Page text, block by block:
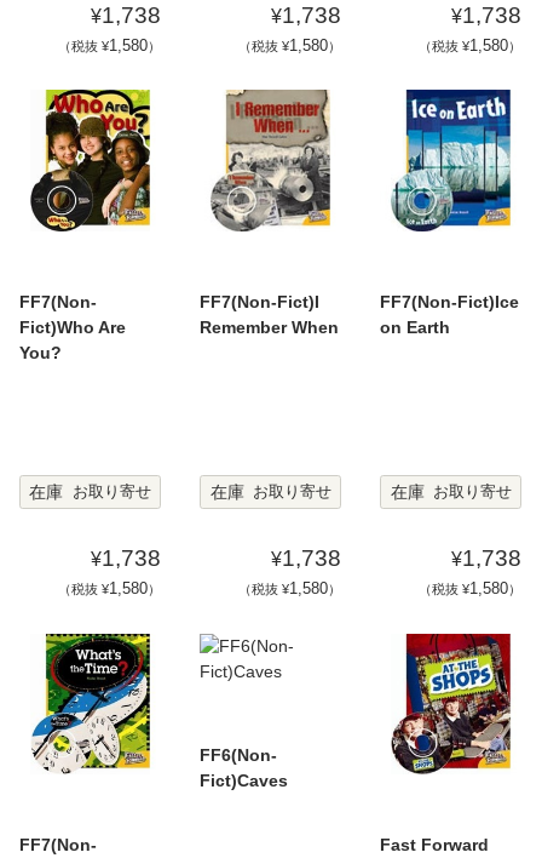
¥1,738
（税抜 ¥1,580）
¥1,738
（税抜 ¥1,580）
¥1,738
（税抜 ¥1,580）
FF7(Non-
Fict)Who Are
You?
在庫 お取り寄せ
¥1,738
（税抜 ¥1,580）
FF7(Non-Fict)I
Remember When
在庫 お取り寄せ
¥1,738
（税抜 ¥1,580）
FF7(Non-Fict)Ice
on Earth
在庫 お取り寄せ
¥1,738
（税抜 ¥1,580）
FF7(Non-
FF6(Non-
Fict)Caves
Fast Forward